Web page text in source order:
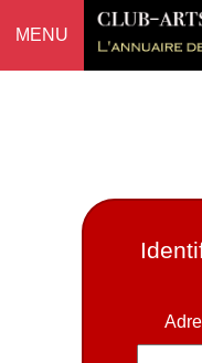
MENU